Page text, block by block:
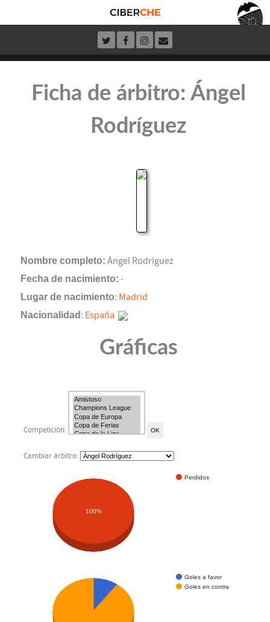
Ficha de árbitro: Ángel
Rodríguez
Nombre completo: Ángel Rodríguez
Fecha de nacimiento: -
Lugar de nacimiento: Madrid
Nacionalidad : España
Gráficas
Competición:
Cambiar árbitro:
Perdidos
100%
Goles a favor
Goles en contra